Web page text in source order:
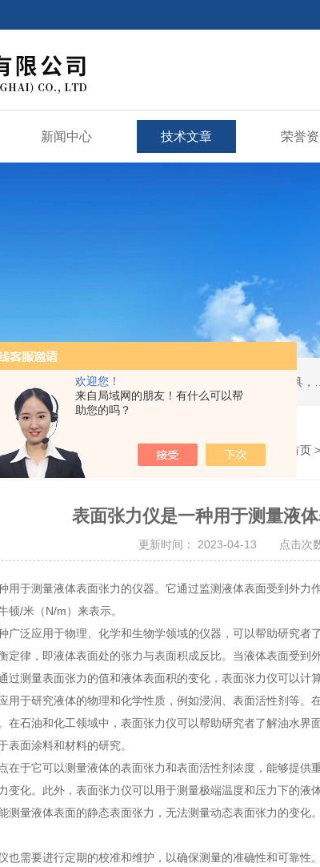
欢迎您！
来自局域网的朋友！有什么可以帮
助您的吗？
新闻中心 技术文章 荣誉
您的位置： 网站首页 >
表面张力仪是一种用于测量液
更新时间： 2023-04-13 点击次
于测量液体表面张力的仪器。它通过监测液体表面受到外力
顿/米（N/m）来表示。
泛应用于物理、化学和生物学领域的仪器，可以帮助研究者
定律，即液体表面处的张力与表面积成反比。当液体表面受
过测量表面张力的值和液体表面积的变化，表面张力仪可以计
于研究液体的物理和化学性质，例如浸润、表面活性剂等。
在石油和化工领域中，表面张力仪可以帮助研究者了解油水界
表面涂料和材料的研究。
于它可以测量液体的表面张力和表面活性剂浓度，能够提供
变化。此外，表面张力仪可以用于测量极端温度和压力下的
测量液体表面的静态表面张力，无法测量动态表面张力的变
需要进行定期的校准和维护，以确保测量的准确性和可靠性。